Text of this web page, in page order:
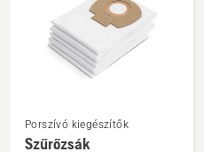
részletek
Porszívó kiegészítők
Szűrőzsák